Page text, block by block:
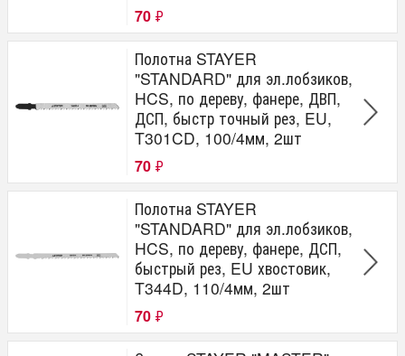
70 ₽
Полотна STAYER
"STANDARD" для эл.лобзиков,
HCS, по дереву, фанере, ДВП,
ДСП, быстр точный рез, EU,
T301CD, 100/4мм, 2шт
70 ₽
Полотна STAYER
"STANDARD" для эл.лобзиков,
HCS, по дереву, фанере, ДСП,
быстрый рез, EU хвостовик,
T344D, 110/4мм, 2шт
70 ₽